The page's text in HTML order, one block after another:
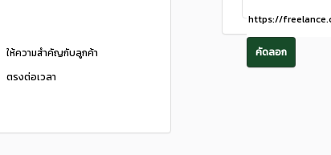
คัดลอก
ให้ความสำคัญกับลูกค้า
ตรงต่อเวลา